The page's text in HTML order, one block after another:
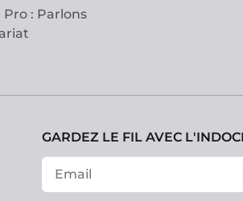
Pro : Parlons
GARDEZ LE FIL AVEC